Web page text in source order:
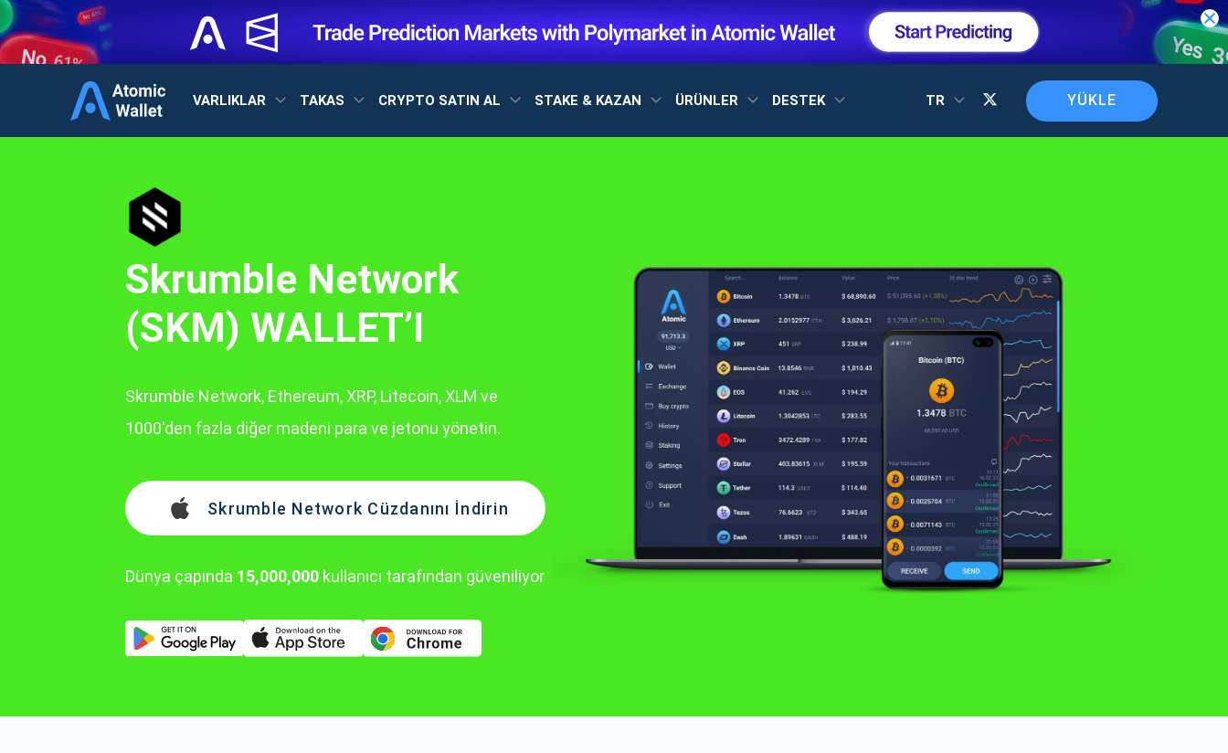
VARLIKLAR TAKAS CRYPTO SATIN AL STAKE & KAZAN ÜRÜNLER DESTEK TR YÜKLE
Skrumble Network
(SKM) WALLET’I
Skrumble Network, Ethereum, XRP, Litecoin, XLM ve
1000'den fazla diğer madeni para ve jetonu yönetin.
Skrumble Network Cüzdanını İndirin
Dünya çapında 15,000,000 kullanıcı tarafından güveniliyor